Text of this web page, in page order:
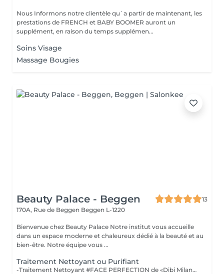
Nous Informons notre clientèle qu`a partir de maintenant, les
prestations de FRENCH et BABY BOOMER auront un
supplément, en raison du temps supplémen...
Soins Visage
Massage Bougies
Beauty Palace - Beggen
13
170A, Rue de Beggen Beggen L-1220
Bienvenue chez Beauty Palace Notre institut vous accueille
dans un espace moderne et chaleureux dédié à la beauté et au
bien-être. Notre équipe vous ...
Traitement Nettoyant ou Purifiant
-Traitement Nettoyant #FACE PERFECTION de «Dibi Milano» est un soin simple nettoyant. «SOIN STARTER» à faire avant une cure intensive, premier traitement idéal pour préparer la peau, lors duquel nous ferons une analyse complète des besoins de l'épiderme. POUR TOUTES LES PEAUX DE TOUT ÂGE "BEST SELLER DES ADOLESCENTS" -Traitement Purifiant #PUR EQUALIZER de «Dibi Milano»purifie la peau en la libérant des impuretés et en régulant l'équilibre de la flore microbienne. Il atténue les manifestations d'inflammation et les gonflements de la peau à tendance acnéique, nettoie les pores obstrués, prévient leur formation et aide à éliminer l'excès de sébum ainsi que les cellules mortes. (Masque Boue) POUR LES PEAUX ACNEIQUES